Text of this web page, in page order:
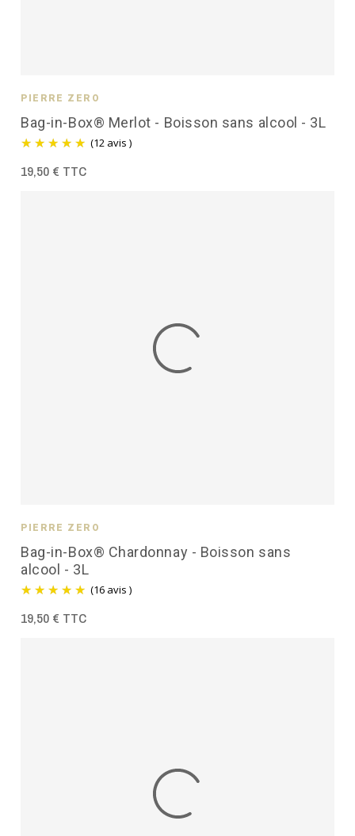
Bag-in-Box® Merlot - Boisson sans alcool - 3L
(12 avis )
PIERRE ZÉRO
19,50 € TTC
Bag-in-Box® Chardonnay - Boisson sans
alcool - 3L
(16 avis )
PIERRE ZÉRO
19,50 € TTC